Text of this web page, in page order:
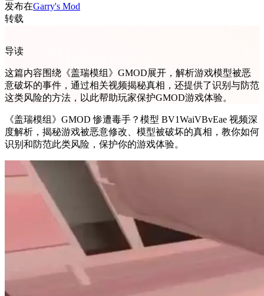
发布在Garry's Mod
转载
导读
这篇内容围绕《盖瑞模组》GMOD展开，解析游戏模型被恶
意破坏的事件，通过相关视频揭秘真相，还提供了识别与防范
这类风险的方法，以此帮助玩家保护GMOD游戏体验。
《盖瑞模组》GMOD 惨遭毒手？模型 BV1WaiVBvEae 视频深
度解析，揭秘游戏被恶意修改、模型被破坏的真相，教你如何
识别和防范此类风险，保护你的游戏体验。